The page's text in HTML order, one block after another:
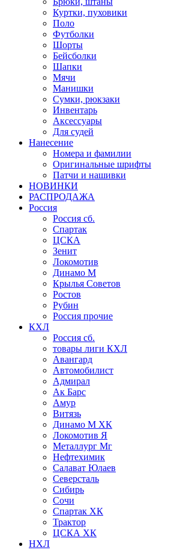
Куртки, пуховики
Поло
Футболки
Шорты
Бейсболки
Шапки
Мячи
Манишки
Сумки, рюкзаки
Инвентарь
Аксессуары
Для судей
Нанесение
Номера и фамилии
Оригинальные шрифты
Патчи и нашивки
НОВИНКИ
РАСПРОДАЖА
Россия
Россия сб.
Спартак
ЦСКА
Зенит
Локомотив
Динамо М
Крылья Советов
Ростов
Рубин
Россия прочие
КХЛ
Россия сб.
товары лиги КХЛ
Авангард
Автомобилист
Адмирал
Ак Барс
Амур
Витязь
Динамо М ХК
Локомотив Я
Металлург Мг
Нефтехимик
Салават Юлаев
Северсталь
Сибирь
Сочи
Спартак ХК
Трактор
ЦСКА ХК
НХЛ